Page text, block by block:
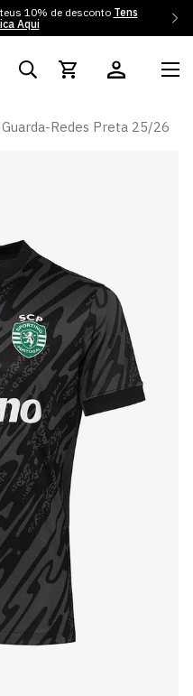
10% de desconto Tens
Aqui
Redes Preta 25/26